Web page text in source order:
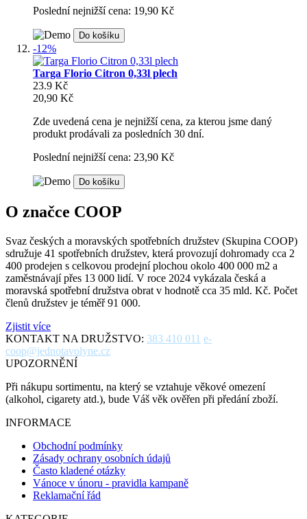
Poslední nejnižší cena: 19,90 Kč
Do košíku
-12%
Targa Florio Citron 0,33l plech
23.9 Kč
20,90 Kč
Zde uvedená cena je nejnižší cena, za kterou jsme daný
produkt prodávali za posledních 30 dní.
Poslední nejnižší cena: 23,90 Kč
Do košíku
O značce COOP
Svaz českých a moravských spotřebních družstev (Skupina COOP)
sdružuje 41 spotřebních družstev, která provozují dohromady cca 2
400 prodejen s celkovou prodejní plochou okolo 400 000 m2 a
zaměstnávají přes 13 000 lidí. V roce 2024 vykázala česká a
moravská spotřební družstva obrat v hodnotě cca 35 mld. Kč. Počet
členů družstev je téměř 91 000.
Zjistit více
KONTAKT NA DRUŽSTVO: 383 410 011 e-
coop@jednotavolyne.cz
UPOZORNĚNÍ
Při nákupu sortimentu, na který se vztahuje věkové omezení
(alkohol, cigarety atd.), bude Váš věk ověřen při předání zboží.
INFORMACE
Obchodní podmínky
Zásady ochrany osobních údajů
Často kladené otázky
Vánoce v únoru - pravidla kampaně
Reklamační řád